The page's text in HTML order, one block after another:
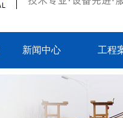
新闻中心 工程